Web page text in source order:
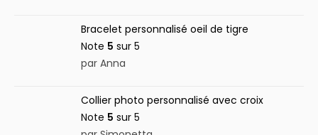
Bracelet personnalisé oeil de tigre
Note 5 sur 5
par Anna
Collier photo personnalisé avec croix
Note 5 sur 5